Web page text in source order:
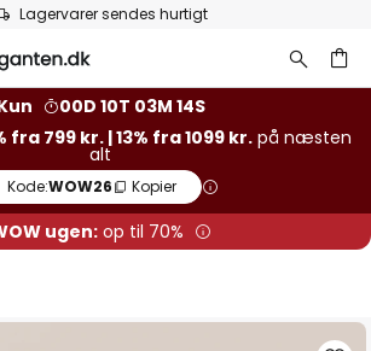
Lagervarer sendes hurtigt
00D 10T 03M 13S
fra 799 kr. | 13% fra 1099 kr. på næsten
alt
Kode:WOW26 Kopier
ugen:op til 70%